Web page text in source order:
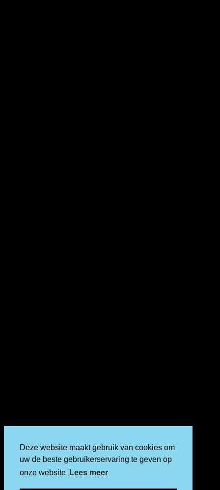
Deze website maakt gebruik van cookies om
uw de beste gebruikerservaring te geven op
onze website Lees meer